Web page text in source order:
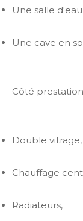
Une salle
Une cave en
Côté
Double vitrage,
Chauffage
Radiateurs,